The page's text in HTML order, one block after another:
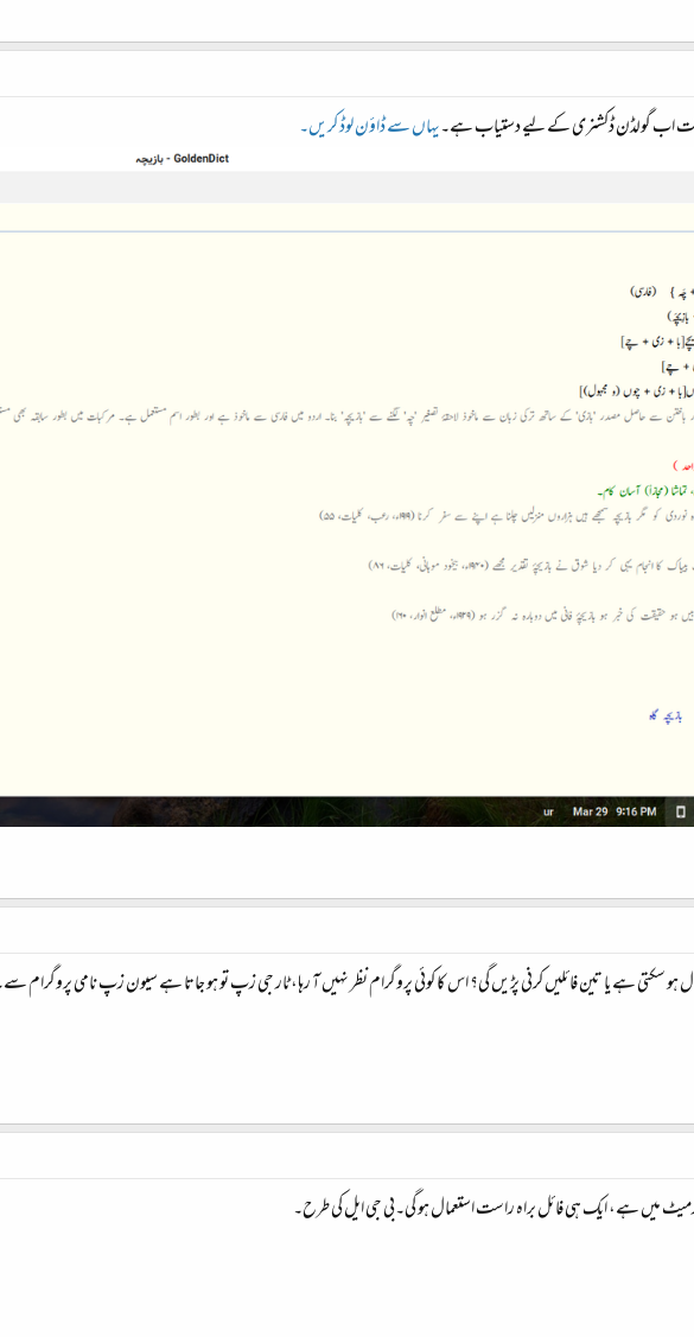
اب گولڈن ڈکشنری کے لیے دستیاب ہے۔یہاں سے ڈاؤن لوڈ کریں۔
ہو سکتی ہے یا تین فائلیں کرنی پڑیں گی؟ اس کا کوئی پروگرام نظر نہیں آ رہا، ٹار جی زپ تو ہو جاتا ہے سیون زپ نامی پروگرام سے۔
میں ہے، ایک ہی فائل براہ راست استعمال ہو گی۔بی جی ایل کی طرح۔